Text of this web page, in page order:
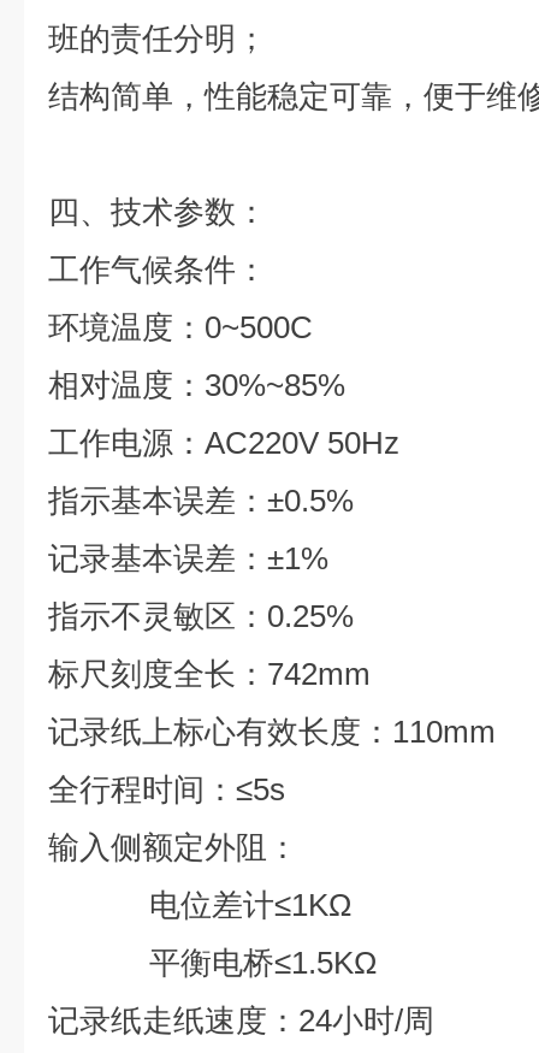
班的责任分明；
结构简单，性能稳定可靠，便于维
四、 技术参数：
工作气候条件：
环境温度：0~500C
相对温度：30%~85%
工作电源：AC220V 50Hz
指示基本误差：±0.5%
记录基本误差：±1%
指示不灵敏区：0.25%
标尺刻度全长：742mm
记录纸上标心有效长度：110mm
全行程时间：≤5s
输入侧额定外阻：
电位差计≤1KΩ
平衡电桥≤1.5KΩ
记录纸走纸速度：24小时/周